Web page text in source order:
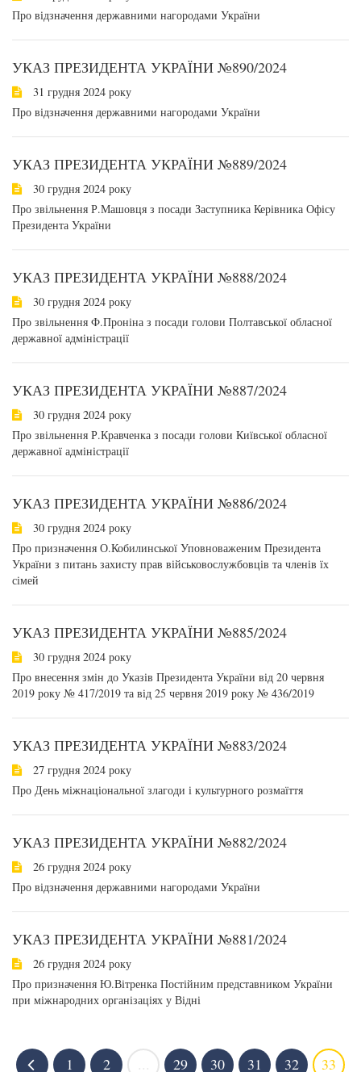
Про відзначення державними нагородами України
УКАЗ ПРЕЗИДЕНТА УКРАЇНИ №890/2024
31 грудня 2024 року
Про відзначення державними нагородами України
УКАЗ ПРЕЗИДЕНТА УКРАЇНИ №889/2024
30 грудня 2024 року
Про звільнення Р.Машовця з посади Заступника Керівника Офісу
Президента України
УКАЗ ПРЕЗИДЕНТА УКРАЇНИ №888/2024
30 грудня 2024 року
Про звільнення Ф.Проніна з посади голови Полтавської обласної
державної адміністрації
УКАЗ ПРЕЗИДЕНТА УКРАЇНИ №887/2024
30 грудня 2024 року
Про звільнення Р.Кравченка з посади голови Київської обласної
державної адміністрації
УКАЗ ПРЕЗИДЕНТА УКРАЇНИ №886/2024
30 грудня 2024 року
Про призначення О.Кобилинської Уповноваженим Президента
України з питань захисту прав військовослужбовців та членів їх
сімей
УКАЗ ПРЕЗИДЕНТА УКРАЇНИ №885/2024
30 грудня 2024 року
Про внесення змін до Указів Президента України від 20 червня
2019 року № 417/2019 та від 25 червня 2019 року № 436/2019
УКАЗ ПРЕЗИДЕНТА УКРАЇНИ №883/2024
27 грудня 2024 року
Про День міжнаціональної злагоди і культурного розмаїття
УКАЗ ПРЕЗИДЕНТА УКРАЇНИ №882/2024
26 грудня 2024 року
Про відзначення державними нагородами України
УКАЗ ПРЕЗИДЕНТА УКРАЇНИ №881/2024
26 грудня 2024 року
Про призначення Ю.Вітренка Постійним представником України
при міжнародних організаціях у Відні
1 2 29 30 31 32
33